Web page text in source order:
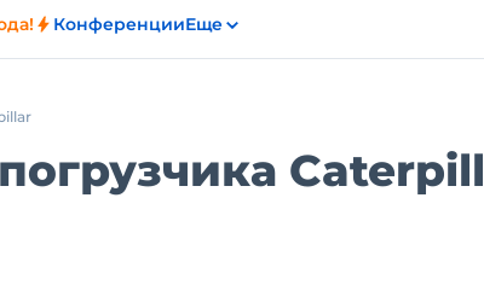
КонференцииЕще